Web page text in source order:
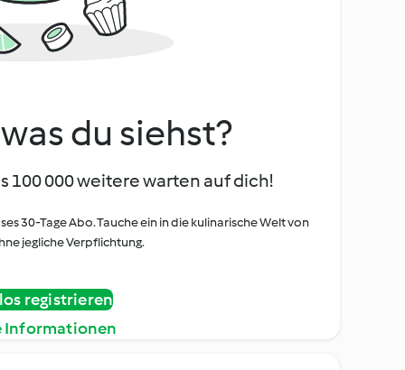
du siehst?
100 000 weitere warten auf dich!
30-Tage Abo. Tauche ein in die kulinarische Welt von
jegliche Verpflichtung.
registrieren
Informationen